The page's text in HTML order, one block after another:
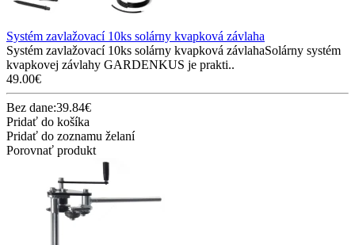
Systém zavlažovací 10ks solárny kvapková závlaha
Systém zavlažovací 10ks solárny kvapková závlahaSolárny systém
kvapkovej závlahy GARDENKUS je prakti..
49.00€
Bez dane:39.84€
Pridať do košíka
Pridať do zoznamu želaní
Porovnať produkt